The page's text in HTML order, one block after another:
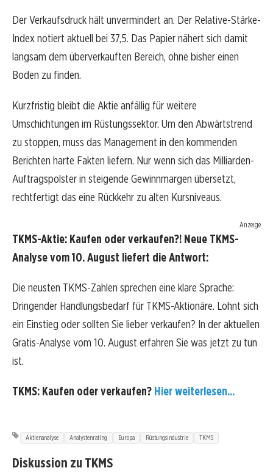
Der Verkaufsdruck hält unvermindert an. Der Relative-Stärke-
Index notiert aktuell bei 37,5. Das Papier nähert sich damit
langsam dem überverkauften Bereich, ohne bisher einen
Boden zu finden.
Kurzfristig bleibt die Aktie anfällig für weitere
Umschichtungen im Rüstungssektor. Um den Abwärtstrend
zu stoppen, muss das Management in den kommenden
Berichten harte Fakten liefern. Nur wenn sich das Milliarden-
Auftragspolster in steigende Gewinnmargen übersetzt,
rechtfertigt das eine Rückkehr zu alten Kursniveaus.
Anzeige
TKMS-Aktie: Kaufen oder verkaufen?! Neue TKMS-
Analyse vom 10. August liefert die Antwort:
Die neusten TKMS-Zahlen sprechen eine klare Sprache:
Dringender Handlungsbedarf für TKMS-Aktionäre. Lohnt sich
ein Einstieg oder sollten Sie lieber verkaufen? In der aktuellen
Gratis-Analyse vom 10. August erfahren Sie was jetzt zu tun
ist.
TKMS: Kaufen oder verkaufen? Hier weiterlesen...
Aktienanalyse Analystenrating Europa Rüstungsindustrie TKMS
Diskussion zu TKMS